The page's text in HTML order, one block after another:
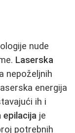
nude
Laserska
nepoželjnih
energija
ih i
epilacija je
potrebnih